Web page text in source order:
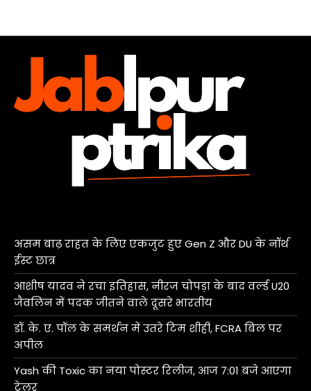
असम बाढ़ राहत के लिए एकजुट हुए Gen Z और DU के नॉर्थ
ईस्ट छात्र
आशीष यादव ने रचा इतिहास, नीरज चोपड़ा के बाद वर्ल्ड U20
जैवलिन में पदक जीतने वाले दूसरे भारतीय
डॉ. के. ए. पॉल के समर्थन में उतरे टिम शीही, FCRA बिल पर
अपील
Yash की Toxic का नया पोस्टर रिलीज, आज 7:01 बजे आएगा
ट्रेलर